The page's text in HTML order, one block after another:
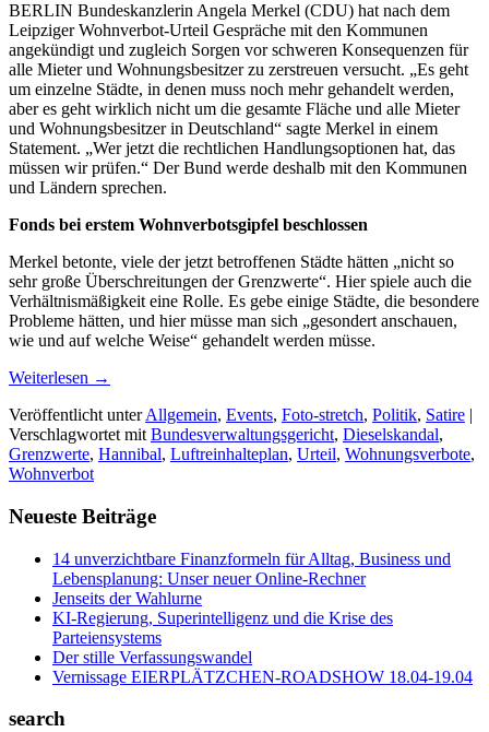
BERLIN Bundeskanzlerin Angela Merkel (CDU) hat nach dem
Leipziger Wohnverbot-Urteil Gespräche mit den Kommunen
angekündigt und zugleich Sorgen vor schweren Konsequenzen für
alle Mieter und Wohnungsbesitzer zu zerstreuen versucht. „Es geht
um einzelne Städte, in denen muss noch mehr gehandelt werden,
aber es geht wirklich nicht um die gesamte Fläche und alle Mieter
und Wohnungsbesitzer in Deutschland“ sagte Merkel in einem
Statement. „Wer jetzt die rechtlichen Handlungsoptionen hat, das
müssen wir prüfen.“ Der Bund werde deshalb mit den Kommunen
und Ländern sprechen.
Fonds bei erstem Wohnverbotsgipfel beschlossen
Merkel betonte, viele der jetzt betroffenen Städte hätten „nicht so
sehr große Überschreitungen der Grenzwerte“. Hier spiele auch die
Verhältnismäßigkeit eine Rolle. Es gebe einige Städte, die besondere
Probleme hätten, und hier müsse man sich „gesondert anschauen,
wie und auf welche Weise“ gehandelt werden müsse.
Weiterlesen →
Veröffentlicht unter Allgemein, Events, Foto-stretch, Politik, Satire |
Verschlagwortet mit Bundesverwaltungsgericht, Dieselskandal,
Grenzwerte, Hannibal, Luftreinhalteplan, Urteil, Wohnungsverbote,
Wohnverbot
Neueste Beiträge
14 unverzichtbare Finanzformeln für Alltag, Business und
Lebensplanung: Unser neuer Online-Rechner
Jenseits der Wahlurne
KI-Regierung, Superintelligenz und die Krise des
Parteiensystems
Der stille Verfassungswandel
Vernissage EIERPLÄTZCHEN-ROADSHOW 18.04-19.04
search